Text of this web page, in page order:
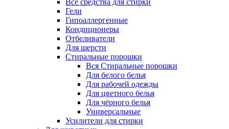
Все средства для стирки
Гели
Гипоаллергенные
Кондиционеры
Отбеливатели
Для шерсти
Стиральные порошки
Вся Стиральные порошки
Для белого белья
Для рабочей одежды
Для цветного белья
Для чёрного белья
Универсальные
Усилители для стирки